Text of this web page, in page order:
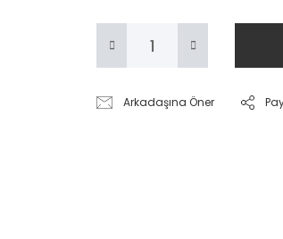
Arkadaşına Öner